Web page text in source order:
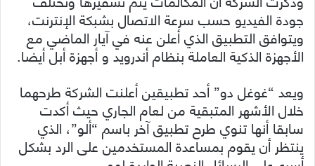
جودة الفيديو حسب سرعة الاتصال بشبكة الإنترنت،
ويتوافق التطبيق الذي أعلن عنه في آيار الماضي مع
الأجهزة الذكية العاملة بنظام أندرويد و أجهزة أبل أيضا.
ويعد “غوغل دو” أحد تطبيقين أعلنت الشركة طرحهما
خلال الأشهر المتبقية من لعام الجاري حيث أكدت
سابقا أنها تنوي طرح تطبيق آخر باسم “ألو”، الذي
ينتظر أن يقوم بمساعدة المستخدمين على الرد بشكل